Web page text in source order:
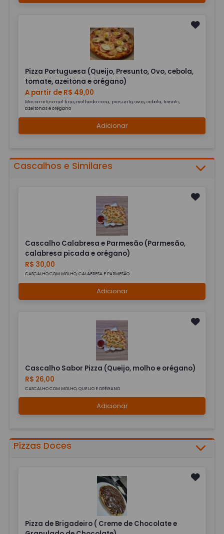
Pizza Portuguesa (Queijo, Presunto, Ovo, cebola,
tomate, azeitona e orégano)
A partir de R$ 49,00
Massa artesanal fina, molho da casa, presunto, ovos, cebola, tomate,
azeitonas e orégano
Adicionar
Cascalhos e Similares
Cascalho Calabresa e Parmesão (Parmesão,
calabresa picada e orégano)
R$ 30,00
CASCALHO COM MOLHO, CALABRESA E PARMESÃO
Adicionar
Cascalho Sabor Pizza (Queijo, molho e orégano)
R$ 26,00
CASCALHO COM MOLHO, QUEIJO E ORÉGANO
Adicionar
Pizzas Doces
Pizza de Brigadeiro ( Creme de Chocolate e